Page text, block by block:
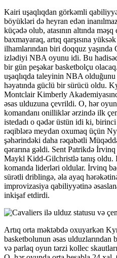
Kairi uşaqlıqdan görkəmli
böyükləri də heyran edən
küçədə olub, atasının altında
baxmayaraq, artıq qarşısına
ilhamlarından biri doqquz
izlədiyi NBA oyunu idi. Bu
bir gün peşəkar basketbolçu
uşaqlıqda taleyinin NBA
həyatında güclü bir sürücü oldu.
Montclair Kimberly
əsas ulduzuna çevrildi. O, hər
komandanı onilliklər ərzində ilk
istedadı o qədər üstün idi ki,
rəqiblərə meydan oxumaq üçün
şəhərindəki daha rəqabətli
qərarına gəldi. Sent Patrikdə
Maykl Kidd-Gilchristlə tanış oldu.
komanda liderləri oldular. İrvinq
sürətli driblingə, əla ayaq
improvizasiya qabiliyyətinə
inkişaf etdirdi.
Artıq orta məktəbdə oxuyarkən
basketbolunun əsas ulduzlarından
və parlaq oyun tərzi kollec